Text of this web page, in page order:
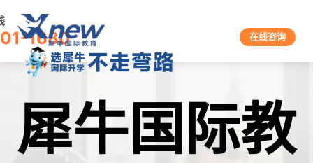
1680 在线咨询
犀牛国际教